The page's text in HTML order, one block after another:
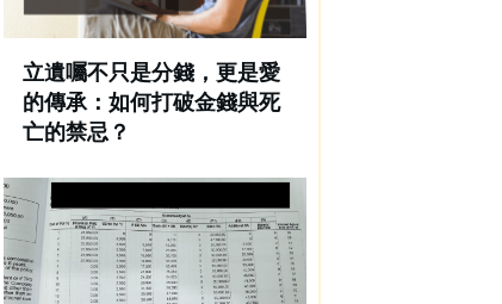
立遺囑不只是分錢，更是愛
的傳承：如何打破金錢與死
亡的禁忌？